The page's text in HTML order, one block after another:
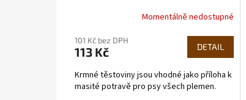
Momentálně nedostupné
101 Kč bez DPH
113 Kč DETAIL
Krmné těstoviny jsou vhodné jako příloha k
masité potravě pro psy všech plemen.